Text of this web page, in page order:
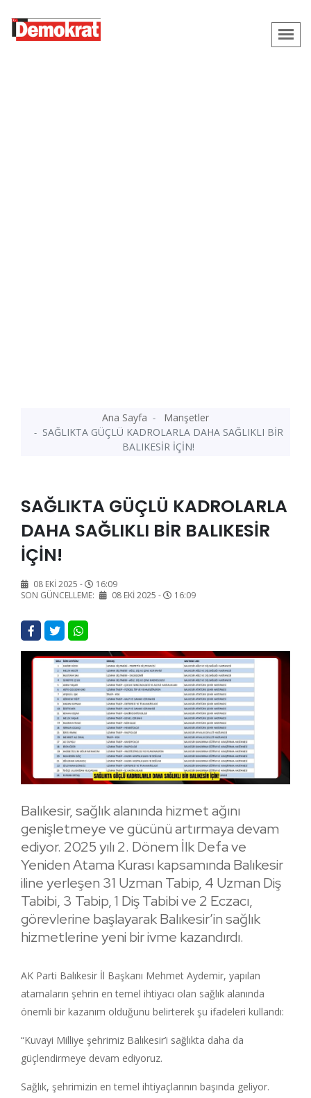
Ana Sayfa
Manşetler
SAĞLIKTA GÜÇLÜ KADROLARLA DAHA SAĞLIKLI BİR
BALIKESİR İÇİN!
SAĞLIKTA GÜÇLÜ KADROLARLA
DAHA SAĞLIKLI BİR BALIKESİR
İÇİN!
08 EKI 2025 -
16:09
SON GÜNCELLEME:
08 EKI 2025 - 16:09
Balıkesir, sağlık alanında hizmet ağını
genişletmeye ve gücünü artırmaya devam
ediyor. 2025 yılı 2. Dönem İlk Defa ve
Yeniden Atama Kurası kapsamında Balıkesir
iline yerleşen 31 Uzman Tabip, 4 Uzman Diş
Tabibi, 3 Tabip, 1 Diş Tabibi ve 2 Eczacı,
görevlerine başlayarak Balıkesir’in sağlık
hizmetlerine yeni bir ivme kazandırdı.
AK Parti Balıkesir İl Başkanı Mehmet Aydemir, yapılan
atamaların şehrin en temel ihtiyacı olan sağlık alanında
önemli bir kazanım olduğunu belirterek şu ifadeleri kullandı:
“Kuvayi Milliye şehrimiz Balıkesir’i sağlıkta daha da
güçlendirmeye devam ediyoruz.
Sağlık, şehrimizin en temel ihtiyaçlarının başında geliyor.